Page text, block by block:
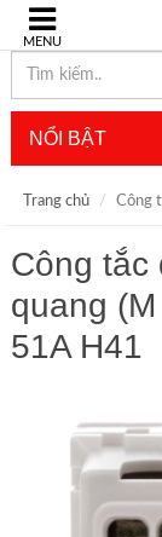
MENU
NỔI BẬT
Trang chủ Công
Công tắc
quang
51A H41